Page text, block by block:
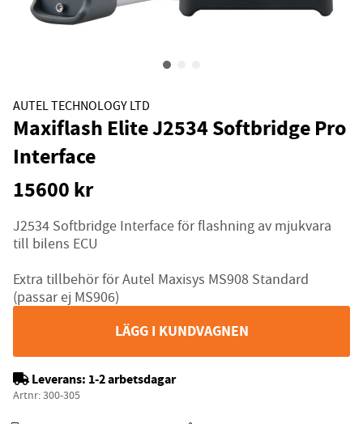
AUTEL TECHNOLOGY LTD
Maxiflash Elite J2534 Softbridge Pro
Interface
15600 kr
J2534 Softbridge Interface för flashning av mjukvara
till bilens ECU
Extra tillbehör för Autel Maxisys MS908 Standard
(passar ej MS906)
LÄGG I KUNDVAGNEN
Leverans: 1-2 arbetsdagar
Artnr:300-305